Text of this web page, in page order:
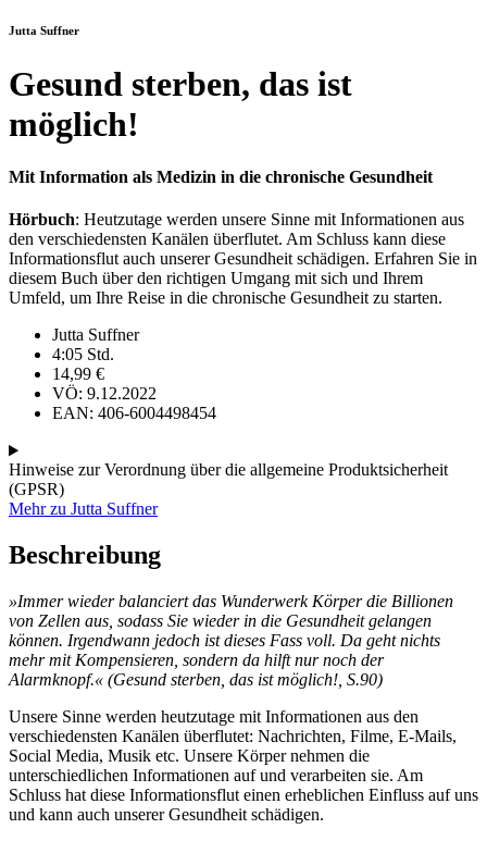
Jutta Suffner
Gesund sterben, das ist
möglich!
Mit Information als Medizin in die chronische Gesundheit
Hörbuch: Heutzutage werden unsere Sinne mit Informationen aus
den verschiedensten Kanälen überflutet. Am Schluss kann diese
Informationsflut auch unserer Gesundheit schädigen. Erfahren Sie in
diesem Buch über den richtigen Umgang mit sich und Ihrem
Umfeld, um Ihre Reise in die chronische Gesundheit zu starten.
Jutta Suffner
4:05 Std.
14,99 €
VÖ: 9.12.2022
EAN: 406-6004498454
Hinweise zur Verordnung über die allgemeine Produktsicherheit
(GPSR)
Mehr zu Jutta Suffner
Beschreibung
»Immer wieder balanciert das Wunderwerk Körper die Billionen
von Zellen aus, sodass Sie wieder in die Gesundheit gelangen
können. Irgendwann jedoch ist dieses Fass voll. Da geht nichts
mehr mit Kompensieren, sondern da hilft nur noch der
Alarmknopf.« (Gesund sterben, das ist möglich!, S.90)
Unsere Sinne werden heutzutage mit Informationen aus den
verschiedensten Kanälen überflutet: Nachrichten, Filme, E-Mails,
Social Media, Musik etc. Unsere Körper nehmen die
unterschiedlichen Informationen auf und verarbeiten sie. Am
Schluss hat diese Informationsflut einen erheblichen Einfluss auf uns
und kann auch unserer Gesundheit schädigen.